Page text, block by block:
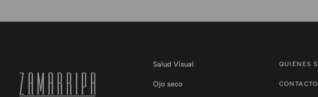
Salud Visual
Ojo seco
QUIÉNES
CONTACTO